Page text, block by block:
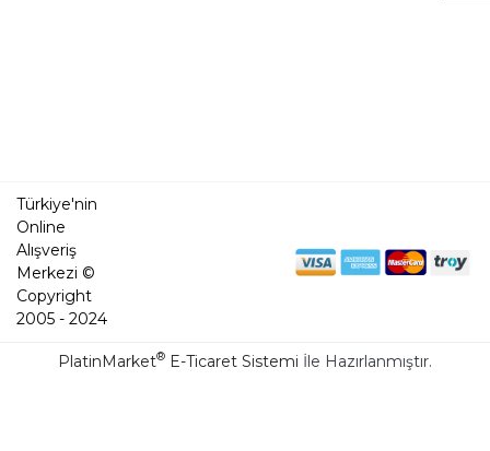
Türkiye'nin
Online
Alışveriş
Merkezi ©
Copyright
2005 - 2024
PlatinMarket® E-Ticaret Sistemi İle Hazırlanmıştır.